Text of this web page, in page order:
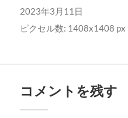
2023年3月11日
ピクセル数: 1408x1408 px
コメントを残す